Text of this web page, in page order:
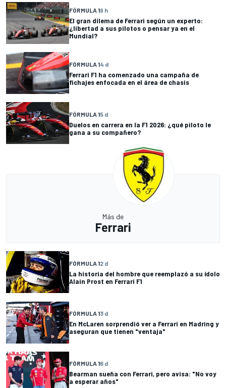
FÓRMULA 19 h
El gran dilema de Ferrari según un experto:
¿libertad a sus pilotos o pensar ya en el
Mundial?
FÓRMULA 14 d
Ferrari F1 ha comenzado una campaña de
fichajes enfocada en el área de chasis
FÓRMULA 15 d
Duelos en carrera en la F1 2026: ¿qué piloto le
gana a su compañero?
Más de
Ferrari
FÓRMULA 12 d
La historia del hombre que reemplazó a su ídolo
Alain Prost en Ferrari F1
FÓRMULA 13 d
En McLaren sorprendió ver a Ferrari en Madring y
aseguran que tienen "ventaja"
FÓRMULA 16 d
Bearman sueña con Ferrari, pero avisa: "No voy
a esperar años"